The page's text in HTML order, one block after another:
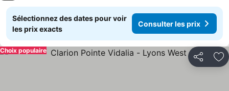
Sélectionnez des dates pour voir
les prix exacts
Consulter les prix
Partager
Choix populaire